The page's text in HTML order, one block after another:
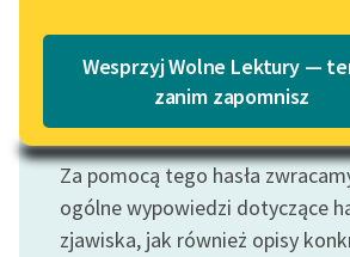
Lektury szkolne i klasyka
literatury do słuchania dla
uczennic i uczniów z
niepełnosprawnościami
Wesprzyj Wolne Lektury —
zanim zapomnisz
Motyw: Handel
Za pomocą tego hasła
ogólne wypowiedzi dotyczące
zjawiska, jak również opisy